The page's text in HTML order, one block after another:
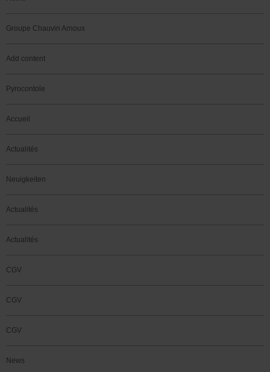
Groupe Chauvin Arnoux
Add content
Pyrocontole
Accueil
Actualités
Neuigkeiten
Actualités
Actualités
CGV
CGV
CGV
News